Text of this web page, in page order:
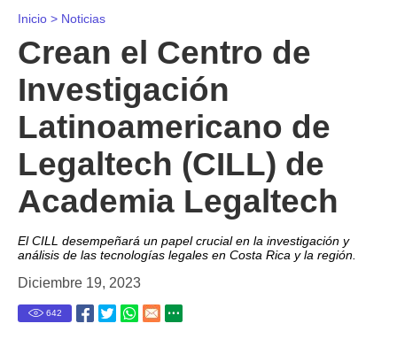
Inicio > Noticias
Crean el Centro de
Investigación
Latinoamericano de
Legaltech (CILL) de
Academia Legaltech
El CILL desempeñará un papel crucial en la investigación y
análisis de las tecnologías legales en Costa Rica y la región.
Diciembre 19, 2023
642